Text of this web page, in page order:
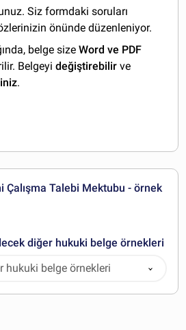
Siz formdaki soruları
önünde düzenleniyor.
belge sizeWord ve PDF
Belgeyideğiştirebilir ve
.
Çalışma Talebi Mektubu - örnek
diğer hukuki belge örnekleri
hukuki belge örnekleri